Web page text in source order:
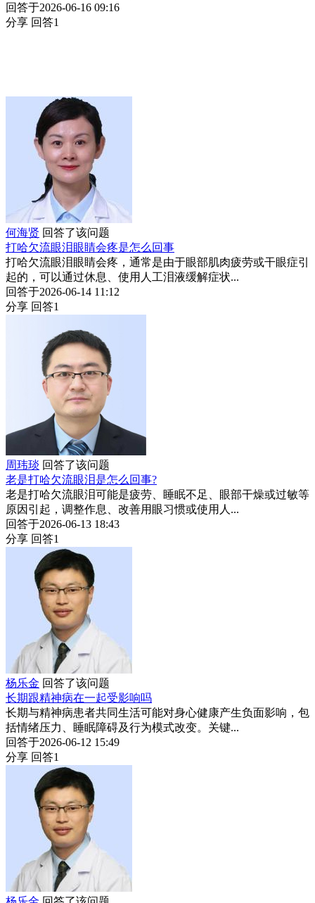
回答于2026-06-16 09:16
分享 回答1
何海贤 回答了该问题
打哈欠流眼泪眼睛会疼是怎么回事
打哈欠流眼泪眼睛会疼，通常是由于眼部肌肉疲劳或干眼症引
起的，可以通过休息、使用人工泪液缓解症状...
回答于2026-06-14 11:12
分享 回答1
周玮琰 回答了该问题
老是打哈欠流眼泪是怎么回事?
老是打哈欠流眼泪可能是疲劳、睡眠不足、眼部干燥或过敏等
原因引起，调整作息、改善用眼习惯或使用人...
回答于2026-06-13 18:43
分享 回答1
杨乐金 回答了该问题
长期跟精神病在一起受影响吗
长期与精神病患者共同生活可能对身心健康产生负面影响，包
括情绪压力、睡眠障碍及行为模式改变。关键...
回答于2026-06-12 15:49
分享 回答1